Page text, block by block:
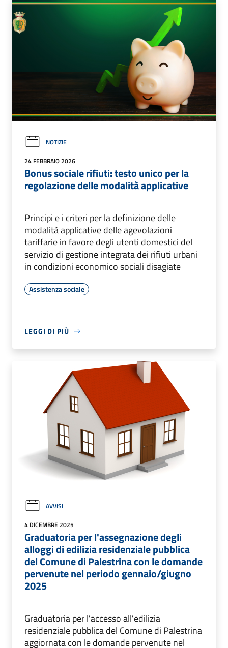
NOTIZIE
24 FEBBRAIO 2026
Bonus sociale rifiuti: testo unico per la
regolazione delle modalità applicative
Principi e i criteri per la definizione delle
modalità applicative delle agevolazioni
tariffarie in favore degli utenti domestici del
servizio di gestione integrata dei rifiuti urbani
in condizioni economico sociali disagiate
Assistenza sociale
LEGGI DI PIÙ
AVVISI
4 DICEMBRE 2025
Graduatoria per l'assegnazione degli
alloggi di edilizia residenziale pubblica
del Comune di Palestrina con le domande
pervenute nel periodo gennaio/giugno
2025
Graduatoria per l’accesso all’edilizia
residenziale pubblica del Comune di Palestrina
aggiornata con le domande pervenute nel